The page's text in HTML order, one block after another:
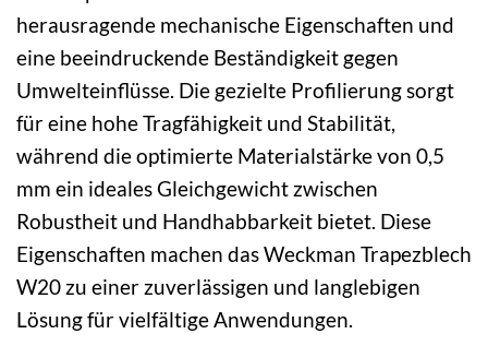
herausragende mechanische Eigenschaften und
eine beeindruckende Beständigkeit gegen
Umwelteinflüsse. Die gezielte Profilierung sorgt
für eine hohe Tragfähigkeit und Stabilität,
während die optimierte Materialstärke von 0,5
mm ein ideales Gleichgewicht zwischen
Robustheit und Handhabbarkeit bietet. Diese
Eigenschaften machen das Weckman Trapezblech
W20 zu einer zuverlässigen und langlebigen
Lösung für vielfältige Anwendungen.